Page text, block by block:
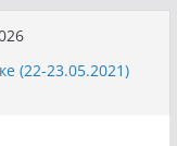
(22-23.05.2021)
(2-5.09.2021)